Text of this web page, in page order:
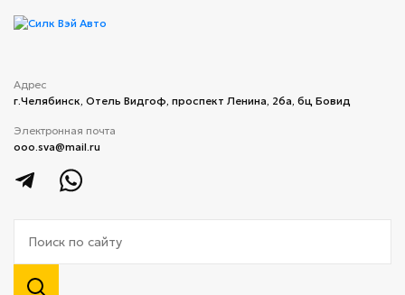
Адрес
г.Челябинск, ​Отель Видгоф, проспект Ленина, 26а, бц Бовид
Электронная почта
ooo.sva@mail.ru